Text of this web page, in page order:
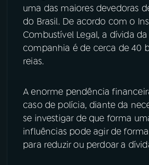
08FESTIVAL DE MÚSICA
ACOMPANHE A RÁDIO NACIONAL
Instagram X
TikTok
uma das maiores devedoras
do Brasil. De acordo com o
Combustível Legal, a dívida da
companhia é de cerca de 40
reias.
A enorme pendência
caso de polícia, diante da
se investigar de que forma
influências pode agir de
para reduzir ou perdoar a